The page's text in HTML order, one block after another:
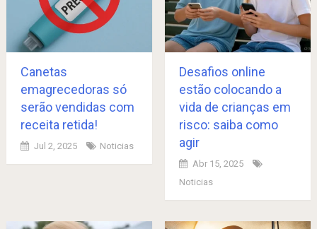
Canetas
emagrecedoras só
serão vendidas com
receita retida!
Jul 2, 2025 Noticias
Desafios online
estão colocando a
vida de crianças em
risco: saiba como
agir
Abr 15, 2025
Noticias